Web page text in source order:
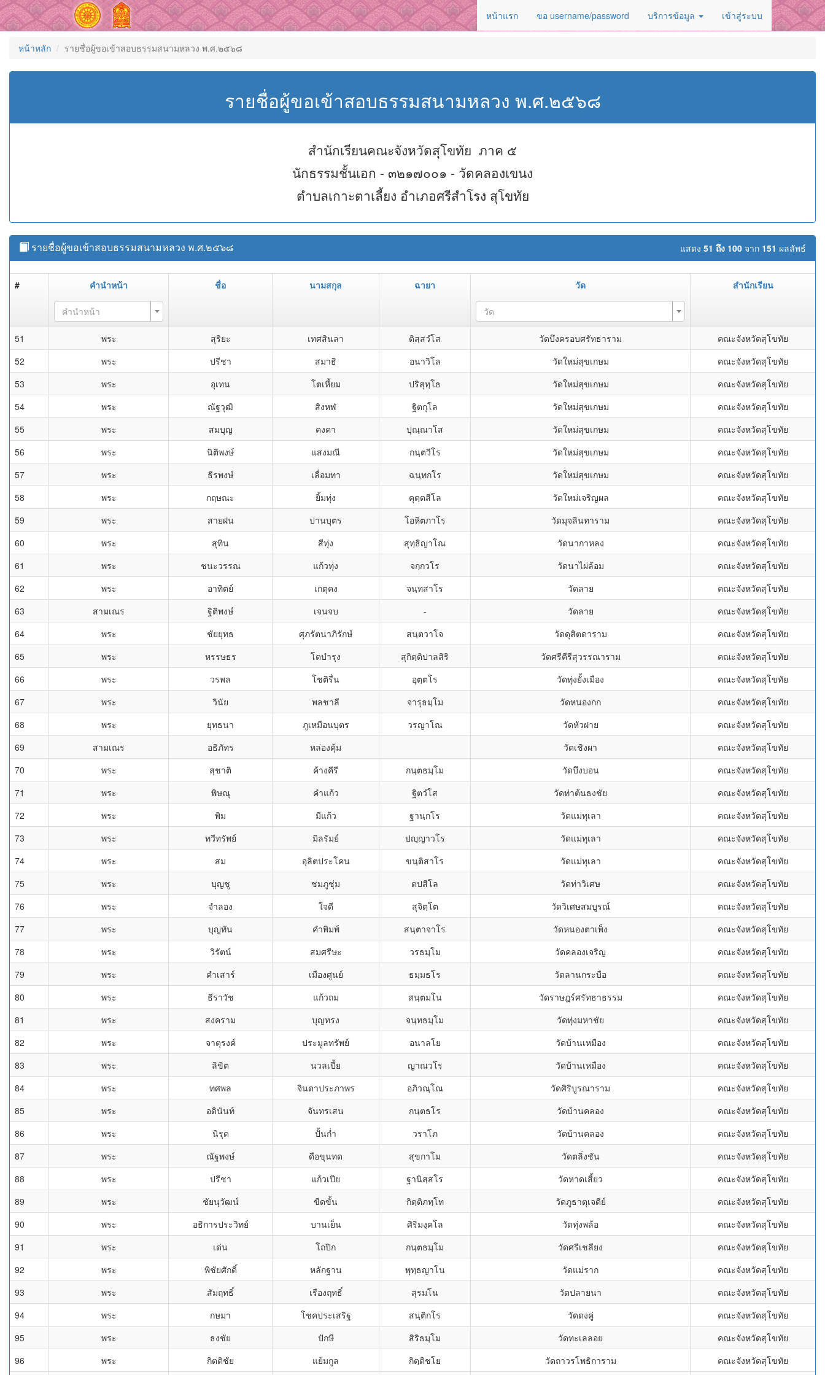
หน้าแรก ขอ username/password บริการข้อมูล เข้าสู่ระบบ
หน้าหลัก รายชื่อผู้ขอเข้าสอบธรรมสนามหลวง พ.ศ.๒๕๖๘
รายชื่อผู้ขอเข้าสอบธรรมสนามหลวง พ.ศ.๒๕๖๘
สำนักเรียนคณะจังหวัดสุโขทัย ภาค ๕
นักธรรมชั้นเอก - ๓๒๑๗๐๐๑ - วัดคลองเขนง
ตำบลเกาะตาเลี้ยง อำเภอศรีสำโรง สุโขทัย
แสดง 51 ถึง 100 จาก 151 ผลลัพธ์
รายชื่อผู้ขอเข้าสอบธรรมสนามหลวง พ.ศ.๒๕๖๘
# คำนำหน้า ชื่อ นามสกุล ฉายา วัด สำนักเรียน
คำนำหน้า วัด
51 พระ สุริยะ เทศสินลา ติสฺสวํโส วัดบึงครอบศรัทธาราม
คณะจังหวัดสุโขทัย
52
พระ ปรีชา สมาธิ อนาวิโล วัดใหม่สุขเกษม
คณะจังหวัดสุโขทัย
53
พระ อุเทน โตเหี้ยม ปริสุทฺโธ วัดใหม่สุขเกษม
คณะจังหวัดสุโขทัย
54
พระ ณัฐวุฒิ สิงหฬ ฐิตกุโล วัดใหม่สุขเกษม
คณะจังหวัดสุโขทัย
55
พระ สมบุญ คงคา ปุณฺณาโส วัดใหม่สุขเกษม
คณะจังหวัดสุโขทัย
56
พระ นิติพงษ์ แสงมณี กนฺตวีโร วัดใหม่สุขเกษม
คณะจังหวัดสุโขทัย
57
พระ ธีรพงษ์ เลื่อมทา ฉนฺทกโร วัดใหม่สุขเกษม
คณะจังหวัดสุโขทัย
58
พระ กฤษณะ ยิ้มทุ่ง คุตฺตสีโล วัดใหม่เจริญผล
คณะจังหวัดสุโขทัย
59
พระ สายฝน ปานบุตร โอหิตภาโร วัดมุจลินทาราม
คณะจังหวัดสุโขทัย
60
พระ สุทิน สีทุ่ง สุทฺธิญาโณ วัดนากาหลง
คณะจังหวัดสุโขทัย
61
พระ ชนะวรรณ แก้วทุ่ง จกฺกวโร วัดนาไผ่ล้อม
คณะจังหวัดสุโขทัย
62
พระ อาทิตย์ เกตุคง จนฺทสาโร วัดลาย
คณะจังหวัดสุโขทัย
63
สามเณร ฐิติพงษ์ เจนจบ - วัดลาย
คณะจังหวัดสุโขทัย
64
พระ ชัยยุทธ ศุภรัตนาภิรักษ์ สนฺตวาโจ วัดดุสิตดาราม
คณะจังหวัดสุโขทัย
65
พระ หรรษธร โตบำรุง สุกิตฺติปาลสิริ วัดศรีคีรีสุวรรณาราม
คณะจังหวัดสุโขทัย
66
พระ วรพล โชติรื่น อุตฺตโร วัดทุ่งยั้งเมือง
คณะจังหวัดสุโขทัย
67
พระ วินัย พลชาลี จารุธมฺโม วัดหนองกก
คณะจังหวัดสุโขทัย
68
พระ ยุทธนา ภูเหมือนบุตร วรญาโณ วัดหัวฝาย
คณะจังหวัดสุโขทัย
69
สามเณร อธิภัทร หล่องคุ้ม วัดเชิงผา
คณะจังหวัดสุโขทัย
70
พระ สุชาติ ค้างคีรี กนฺตธมฺโม วัดบึงบอน
คณะจังหวัดสุโขทัย
71
พระ พิษณุ คำแก้ว ฐิตวํโส วัดท่าต้นธงชัย
คณะจังหวัดสุโขทัย
72
พระ พิม มีแก้ว ฐานฺกโร วัดแม่ทุเลา
คณะจังหวัดสุโขทัย
73
พระ ทวีทรัพย์ มิลรัมย์ ปญฺญาวโร วัดแม่ทุเลา
คณะจังหวัดสุโขทัย
74
พระ สม อุลิตประโคน ขนฺติสาโร วัดแม่ทุเลา
คณะจังหวัดสุโขทัย
75
พระ บุญชู ชมภูชุ่ม ตปสีโล วัดท่าวิเศษ
คณะจังหวัดสุโขทัย
76
พระ จำลอง ใจดี สุจิตฺโต วัดวิเศษสมบูรณ์
คณะจังหวัดสุโขทัย
77
พระ บุญทัน คำพิมพ์ สนฺตาจาโร วัดหนองตาเพ็ง
คณะจังหวัดสุโขทัย
78
พระ วิรัตน์ สมศรีษะ วรธมฺโม วัดคลองเจริญ
คณะจังหวัดสุโขทัย
79
พระ คำเสาร์ เมืองศูนย์ ธมฺมธโร วัดลานกระบือ
คณะจังหวัดสุโขทัย
80
พระ ธีราวัช แก้วถม สนฺตมโน วัดราษฎร์ศรัทธาธรรม
คณะจังหวัดสุโขทัย
81
พระ สงคราม บุญทรง จนฺทธมฺโม วัดทุ่งมหาชัย
คณะจังหวัดสุโขทัย
82
พระ จาตุรงค์ ประมูลทรัพย์ อนาลโย วัดบ้านเหมือง
คณะจังหวัดสุโขทัย
83
พระ ลิขิต นวลเปี้ย ญาณวโร วัดบ้านเหมือง
คณะจังหวัดสุโขทัย
84
พระ ทศพล จินดาประภาพร อภิวณฺโณ วัดศิริบูรณาราม
คณะจังหวัดสุโขทัย
85
พระ อดินันท์ จันทรเสน กนฺตธโร วัดบ้านคลอง
คณะจังหวัดสุโขทัย
86
พระ นิรุด ปั้นก่ำ วราโภ วัดบ้านคลอง
คณะจังหวัดสุโขทัย
87
พระ ณัฐพงษ์ ดือขุนทด สุขกาโม วัดตลิ่งชัน
คณะจังหวัดสุโขทัย
88
พระ ปรีชา แก้วเปีย ฐานิสฺสโร วัดหาดเสี้ยว
คณะจังหวัดสุโขทัย
89
พระ ชัยนุวัฒน์ ขีดขั้น กิตฺติภทฺโท วัดภูธาตุเจดีย์
คณะจังหวัดสุโขทัย
90
พระ อธิการประวิทย์ บานเย็น ศิริมงฺคโล วัดทุ่งพล้อ
คณะจังหวัดสุโขทัย
91
พระ เด่น โถปิก กนฺตธมฺโม วัดศรีเชลียง
คณะจังหวัดสุโขทัย
92
พระ พิชัยศักดิ์ หลักฐาน พุทฺธญาโน วัดแม่ราก
คณะจังหวัดสุโขทัย
93
พระ สัมฤทธิ์ เรืองฤทธิ์ สุรมโน วัดปลายนา
คณะจังหวัดสุโขทัย
94
พระ กษมา โชคประเสริฐ สนฺติกโร วัดดงคู่
คณะจังหวัดสุโขทัย
95
พระ ธงชัย ปักษี สิริธมฺโม วัดทะเลลอย
คณะจังหวัดสุโขทัย
96
พระ กิตติชัย แย้มกูล กิตฺติชโย วัดถาวรโพธิการาม คณะจังหวัดสุโขทัย